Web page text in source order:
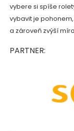
vybere si spíše
vybavit je
a zároveň zvýší
PARTNER: